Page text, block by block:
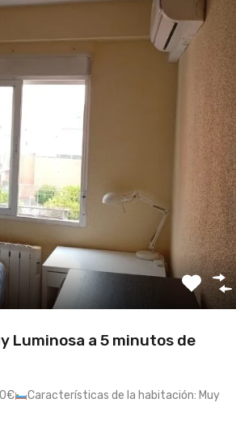
Luminosa a 5 minutos de
Características de la habitación: Muy